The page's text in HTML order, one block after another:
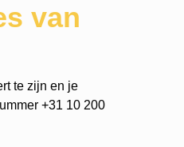
van
te zijn en je
+31 10 200